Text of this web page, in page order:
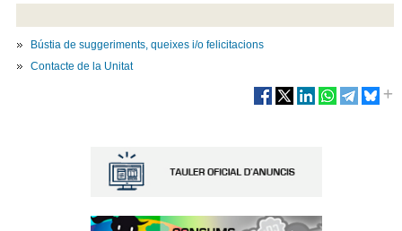
Bústia de suggeriments, queixes i/o felicitacions
Contacte de la Unitat